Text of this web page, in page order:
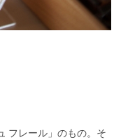
フレール」のもの。そ